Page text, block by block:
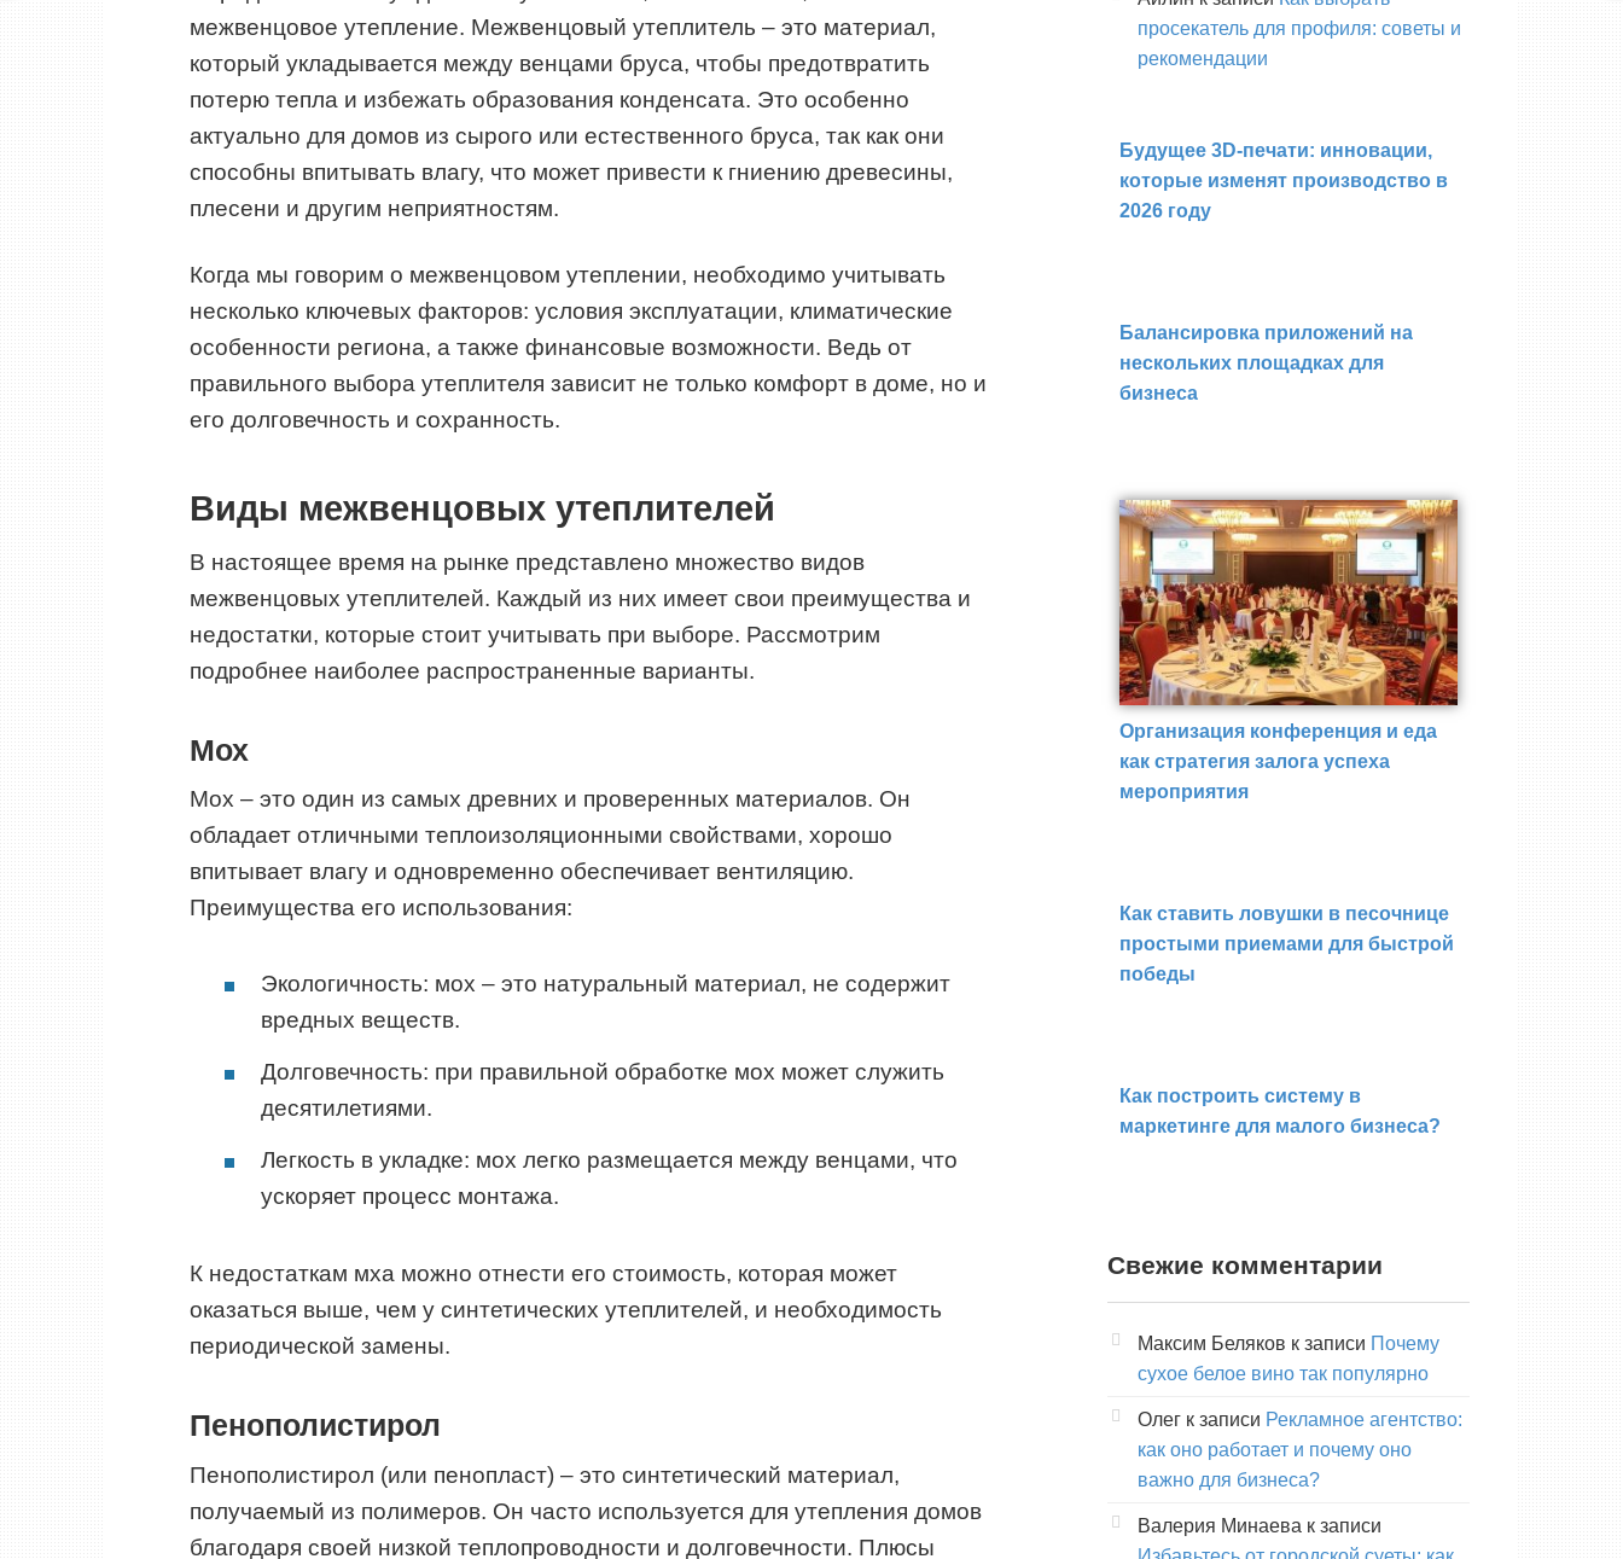
межвенцовое утепление. Межвенцовый утеплитель – это материал,
который укладывается между венцами бруса, чтобы предотвратить
потерю тепла и избежать образования конденсата. Это особенно
актуально для домов из сырого или естественного бруса, так как они
способны впитывать влагу, что может привести к гниению древесины,
плесени и другим неприятностям.
Когда мы говорим о межвенцовом утеплении, необходимо учитывать
несколько ключевых факторов: условия эксплуатации, климатические
особенности региона, а также финансовые возможности. Ведь от
правильного выбора утеплителя зависит не только комфорт в доме, но и
его долговечность и сохранность.
Виды межвенцовых утеплителей
В настоящее время на рынке представлено множество видов
межвенцовых утеплителей. Каждый из них имеет свои преимущества и
недостатки, которые стоит учитывать при выборе. Рассмотрим
подробнее наиболее распространенные варианты.
Мох
Мох – это один из самых древних и проверенных материалов. Он
обладает отличными теплоизоляционными свойствами, хорошо
впитывает влагу и одновременно обеспечивает вентиляцию.
Преимущества его использования:
Экологичность: мох – это натуральный материал, не содержит
вредных веществ.
Долговечность: при правильной обработке мох может служить
десятилетиями.
Легкость в укладке: мох легко размещается между венцами, что
ускоряет процесс монтажа.
К недостаткам мха можно отнести его стоимость, которая может
оказаться выше, чем у синтетических утеплителей, и необходимость
периодической замены.
Пенополистирол
Пенополистирол (или пенопласт) – это синтетический материал,
получаемый из полимеров. Он часто используется для утепления домов
благодаря своей низкой теплопроводности и долговечности. Плюсы
просекатель для профиля: советы и
рекомендации
Будущее 3D-печати: инновации,
которые изменят производство в
2026 году
Балансировка приложений на
нескольких площадках для
бизнеса
Организация конференция и еда
как стратегия залога успеха
мероприятия
Как ставить ловушки в песочнице
простыми приемами для быстрой
победы
Как построить систему в
маркетинге для малого бизнеса?
Свежие комментарии
Максим Беляков к записи Почему
сухое белое вино так популярно
Олег к записи Рекламное агентство:
как оно работает и почему оно
важно для бизнеса?
Валерия Минаева к записи